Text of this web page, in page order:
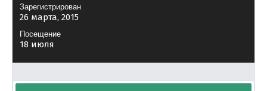
Зарегистрирован
26 марта, 2015
Посещение
18 июля